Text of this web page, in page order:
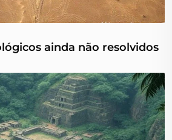
ainda não resolvidos